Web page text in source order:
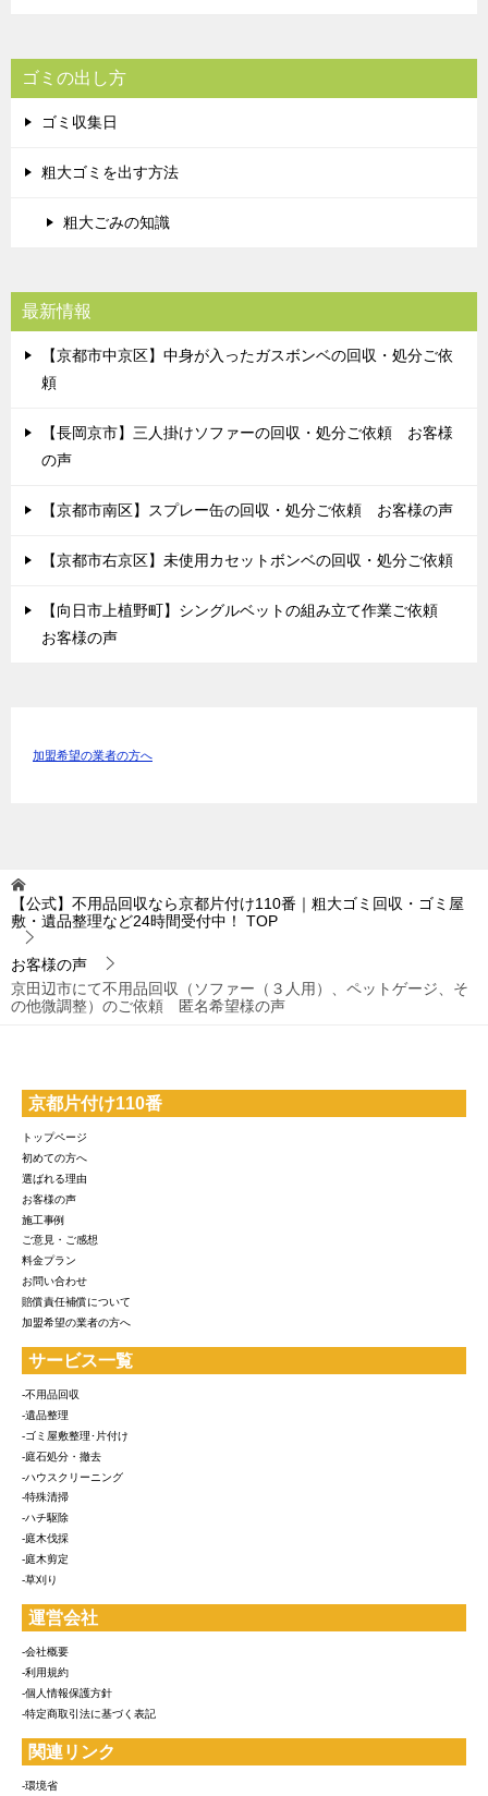
ゴミの出し方
ゴミ収集日
粗大ゴミを出す方法
粗大ごみの知識
最新情報
【京都市中京区】中身が入ったガスボンベの回収・処分ご依
頼
【長岡京市】三人掛けソファーの回収・処分ご依頼 お客様
の声
【京都市南区】スプレー缶の回収・処分ご依頼 お客様の声
【京都市右京区】未使用カセットボンベの回収・処分ご依頼
【向日市上植野町】シングルベットの組み立て作業ご依頼
お客様の声
加盟希望の業者の方へ
【公式】不用品回収なら京都片付け110番｜粗大ゴミ回収・ゴミ屋
敷・遺品整理など24時間受付中！
TOP
お客様の声
京田辺市にて不用品回収（ソファー（３人用）、ペットゲージ、そ
の他微調整）のご依頼 匿名希望様の声
京都片付け110番
トップページ
初めての方へ
選ばれる理由
お客様の声
施工事例
ご意見・ご感想
料金プラン
お問い合わせ
賠償責任補償について
加盟希望の業者の方へ
サービス一覧
-不用品回収
-遺品整理
-ゴミ屋敷整理･片付け
-庭石処分・撤去
-ハウスクリーニング
-特殊清掃
-ハチ駆除
-庭木伐採
-庭木剪定
-草刈り
運営会社
-会社概要
-利用規約
-個人情報保護方針
-特定商取引法に基づく表記
関連リンク
-環境省